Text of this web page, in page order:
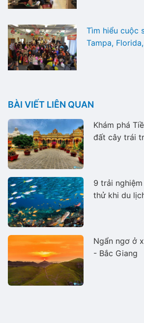
Tìm hiểu cuộc
Tampa,
BÀI VIẾT LIÊN QUAN
Khám phá
đất cây trái
9 trải
thử khi du
Ngẩn ngơ ở
- Bắc Giang